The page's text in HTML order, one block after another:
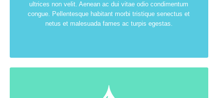
ultrices non velit. Aenean ac dui vitae odio condimentum
congue. Pellentesque habitant morbi tristique senectus et
netus et malesuada fames ac turpis egestas.